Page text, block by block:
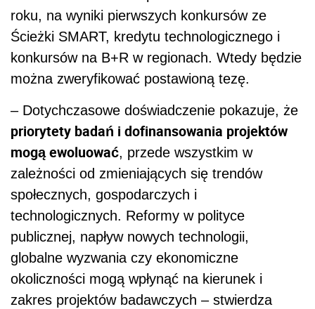
roku, na wyniki pierwszych konkursów ze
Ścieżki SMART, kredytu technologicznego i
konkursów na B+R w regionach. Wtedy będzie
można zweryfikować postawioną tezę.
– Dotychczasowe doświadczenie pokazuje, że
priorytety badań i dofinansowania projektów
mogą ewoluować, przede wszystkim w
zależności od zmieniających się trendów
społecznych, gospodarczych i
technologicznych. Reformy w polityce
publicznej, napływ nowych technologii,
globalne wyzwania czy ekonomiczne
okoliczności mogą wpłynąć na kierunek i
zakres projektów badawczych – stwierdza